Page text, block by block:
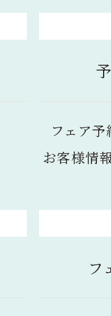
フェア
お客様情
フ